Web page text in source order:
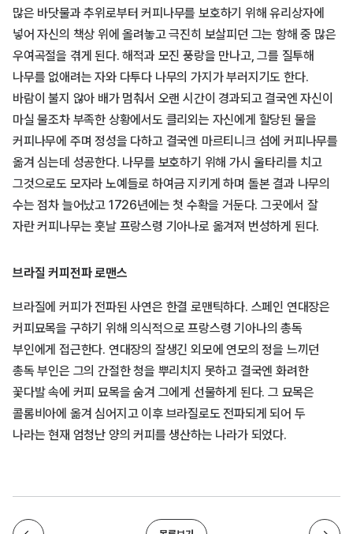
많은 바닷물과 추위로부터 커피나무를 보호하기 위해 유리상자에
넣어 자신의 책상 위에 올려놓고 극진히 보살피던 그는 항해 중 많은
우여곡절을 겪게 된다. 해적과 모진 풍랑을 만나고, 그를 질투해
나무를 없애려는 자와 다투다 나무의 가지가 부러지기도 한다.
바람이 불지 않아 배가 멈춰서 오랜 시간이 경과되고 결국엔 자신이
마실 물조차 부족한 상황에서도 클리외는 자신에게 할당된 물을
커피나무에 주며 정성을 다하고 결국엔 마르티니크 섬에 커피나무를
옮겨 심는데 성공한다. 나무를 보호하기 위해 가시 울타리를 치고
그것으로도 모자라 노예들로 하여금 지키게 하며 돌본 결과 나무의
수는 점차 늘어났고 1726년에는 첫 수확을 거둔다. 그곳에서 잘
자란 커피나무는 훗날 프랑스령 기아나로 옮겨져 번성하게 된다.
브라질 커피전파 로맨스
브라질에 커피가 전파된 사연은 한결 로맨틱하다. 스페인 연대장은
커피묘목을 구하기 위해 의식적으로 프랑스령 기아나의 총독
부인에게 접근한다. 연대장의 잘생긴 외모에 연모의 정을 느끼던
총독 부인은 그의 간절한 청을 뿌리치지 못하고 결국엔 화려한
꽃다발 속에 커피 묘목을 숨겨 그에게 선물하게 된다. 그 묘목은
콜롬비아에 옮겨 심어지고 이후 브라질로도 전파되게 되어 두
나라는 현재 엄청난 양의 커피를 생산하는 나라가 되었다.